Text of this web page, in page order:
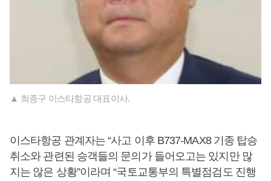
▲ 최종구 이스타항공 대표이사.
이스타항공 관계자는 “사고 이후 B737-MAX8 기종 탑승
취소와 관련된 승객들의 문의가 들어오고는 있지만 많
지는 않은 상황”이라며 “국토교통부의 특별점검도 진행